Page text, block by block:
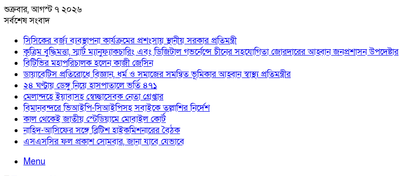
শুক্রবার, আগস্ট ৭ ২০২৬
সর্বশেষ সংবাদ
সিসিকের বর্জ্য ব্যবস্থাপনা কার্যক্রমের প্রশংসায় স্থানীয় সরকার প্রতিমন্ত্রী
কৃত্রিম বুদ্ধিমত্তা, স্মার্ট ম্যানুফ্যাকচারিং এবং ডিজিটাল গভর্নেন্সে চীনের সহযোগিতা জোরদারের আহ্বান জনপ্রশাসন উপদেষ্টার
বিটিভির মহাপরিচালক হলেন কাজী জেসিন
ডায়াবেটিস প্রতিরোধে বিজ্ঞান, ধর্ম ও সমাজের সমন্বিত ভূমিকার আহ্বান স্বাস্থ্য প্রতিমন্ত্রীর
২৪ ঘণ্টায় ডেঙ্গু নিয়ে হাসপাতালে ভর্তি ৪৭১
মেলান্দহে ইয়াবাসহ স্বেচ্ছাসেবক নেতা গ্রেপ্তার
বিমানবন্দরে ভিআইপি-সিআইপিসহ সবাইকে তল্লাশির নির্দেশ
কাল থেকেই জাতীয় স্টেডিয়ামে মোবাইল কোর্ট
নাহিদ-আসিফের সঙ্গে ব্রিটিশ হাইকমিশনারের বৈঠক
এসএসসির ফল প্রকাশ সোমবার, জানা যাবে যেভাবে
Menu